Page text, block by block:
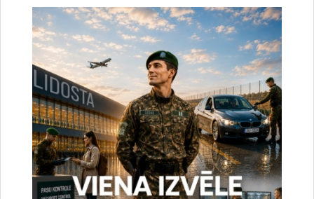
elementus: robežu pārvaldības aģentūru institucionālā
attīstība, atklāšanas spēju uzlabošana, tirdzniecības
veicināšana un pārrobežu sadarbības uzlabošana.
Ģeogrāfiski projekts aptver sešas reģiona valstis
(Afganistānu, Kazahstānu, Kirgizstānu, Tadžikistānu,
Turkmenistānu un Uzbekistānu).
BOMCA ir galvenā un lielākā ES finansētā programma
reģionā. Kopš tās uzsākšanas 2003. gadā tās dažādie posmi
bija vērsti uz spēju veidošanu un iestāžu attīstību,
tirdzniecības koridoru attīstīšanu un tirdzniecības veicināšanu,
robežu pārvaldības sistēmu uzlabošanu un narkotiku